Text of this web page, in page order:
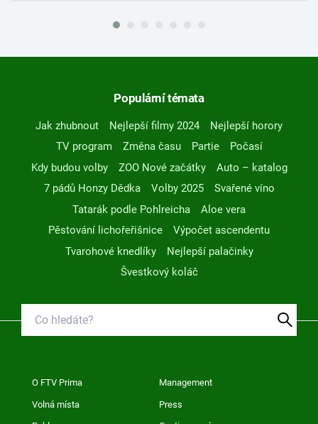
Populární témata
Jak zhubnout Nejlepší filmy 2024
Nejlepší horory
TV program
Změna času Partie
Počasí
Kdy budou volby
ZOO Nové začátky
Auto – katalog
7 pádů Honzy Dědka
Volby 2025
Svařené víno
Tatarák podle Pohlreicha
Aloe vera
Pěstování lichořeřišnice
Výpočet ascendentu
Tvarohové knedlíky
Nejlepší palačinky
Švestkový koláč
O FTV Prima Management
Volná místa Press